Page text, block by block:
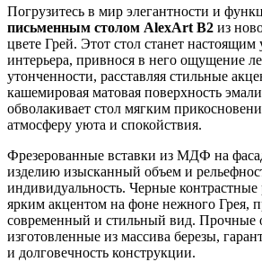
Погрузитесь в мир элегантности и
письменным столом AlexArt B2 из
цвете Грей. Этот стол станет
интерьера, привнося в него ощущение
утонченности, расставляя стильные
кашемировая матовая поверхность
обволакивает стол мягким
атмосферу уюта и спокойствия.
Фрезерованные вставки из МДФ на
изделию изысканный объем и
индивидуальность. Черные
ярким акцентом на фоне нежного Грея,
современный и стильный вид. Прочные
изготовленные из массива березы,
и долговечность конструкции.